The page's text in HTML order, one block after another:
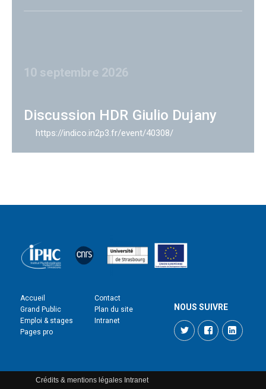
10 septembre 2026
Discussion HDR Giulio Dujany
https://indico.in2p3.fr/event/40308/
Accueil
Grand Public
Emploi & stages
Pages pro
Contact
Plan du site
Intranet
NOUS SUIVRE
TwitterFacebook
Crédits & mentions légales Intranet